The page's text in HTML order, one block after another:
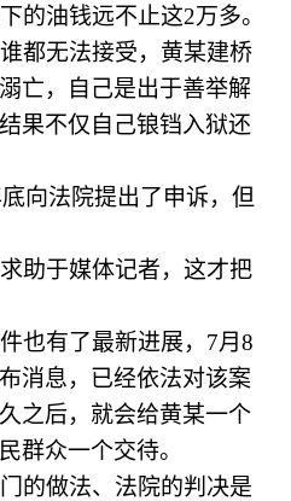
的油钱远不止这2万多。
都无法接受，黄某建桥
亡，自己是出于善举解
果不仅自己锒铛入狱还
向法院提出了申诉，但
助于媒体记者，这才把
也有了最新进展，7月8
消息，已经依法对该案
之后，就会给黄某一个
群众一个交待。
的做法、法院的判决是